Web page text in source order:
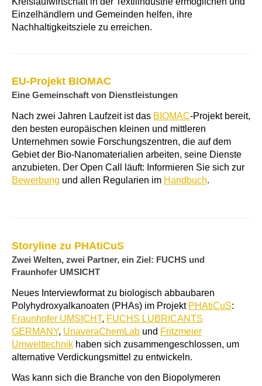
Einzelhändlern und Gemeinden helfen, ihre
Nachhaltigkeitsziele zu erreichen.
EU-Projekt BIOMAC
Eine Gemeinschaft von Dienstleistungen
Nach zwei Jahren Laufzeit ist das BIOMAC-Projekt bereit,
den besten europäischen kleinen und mittleren
Unternehmen sowie Forschungszentren, die auf dem
Gebiet der Bio-Nanomaterialien arbeiten, seine Dienste
anzubieten. Der Open Call läuft: Informieren Sie sich zur
Bewerbung und allen Regularien im Handbuch.
Storyline zu PHAtiCuS
Zwei Welten, zwei Partner, ein Ziel: FUCHS und
Fraunhofer UMSICHT
Neues Interviewformat zu biologisch abbaubaren
Polyhydroxyalkanoaten (PHAs) im Projekt PHAtiCuS:
Fraunhofer UMSICHT, FUCHS LUBRICANTS
GERMANY, UnaveraChemLab und Fritzmeier
Umwelttechnik haben sich zusammengeschlossen, um
alternative Verdickungsmittel zu entwickeln.
Was kann sich die Branche von den Biopolymeren